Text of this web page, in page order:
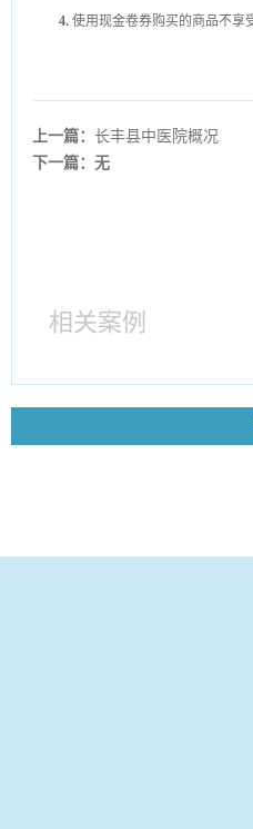
4. 使用现金卷券购买的商品不享
上一篇：长丰县中医院概况
下一篇：无
相关案例